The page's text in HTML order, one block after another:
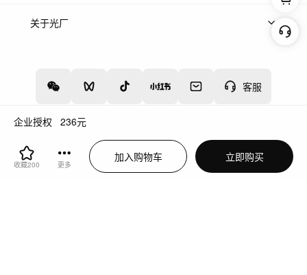
企业授权 236元
收藏200 更多
加入购物车 立即购买
客服
上架服务
关于光厂
增值电信业务经营许可证：川B2-20160192
蜀ICP备12020238号-4
川公网安备51019002000262 违法和不良信息举报中心